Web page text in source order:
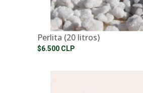
Perlita (20 litros)
$6.500 CLP